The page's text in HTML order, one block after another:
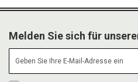
Melden Sie sich für